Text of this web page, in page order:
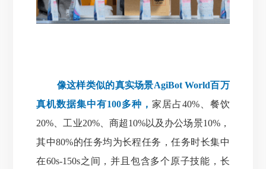
像这样类似的真实场景AgiBot World百万
真机数据集中有100多种， 家居占40%、餐饮
20%、工业20%、商超10%以及办公场景10%，
其中80%的任务均为长程任务，任务时长集中
在60s-150s之间，并且包含多个原子技能，长